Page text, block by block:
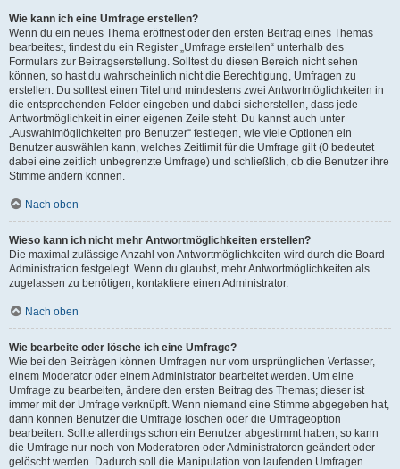
Wie kann ich eine Umfrage erstellen?
Wenn du ein neues Thema eröffnest oder den ersten Beitrag eines Themas
bearbeitest, findest du ein Register „Umfrage erstellen“ unterhalb des
Formulars zur Beitragserstellung. Solltest du diesen Bereich nicht sehen
können, so hast du wahrscheinlich nicht die Berechtigung, Umfragen zu
erstellen. Du solltest einen Titel und mindestens zwei Antwortmöglichkeiten in
die entsprechenden Felder eingeben und dabei sicherstellen, dass jede
Antwortmöglichkeit in einer eigenen Zeile steht. Du kannst auch unter
„Auswahlmöglichkeiten pro Benutzer“ festlegen, wie viele Optionen ein
Benutzer auswählen kann, welches Zeitlimit für die Umfrage gilt (0 bedeutet
dabei eine zeitlich unbegrenzte Umfrage) und schließlich, ob die Benutzer ihre
Stimme ändern können.
Nach oben
Wieso kann ich nicht mehr Antwortmöglichkeiten erstellen?
Die maximal zulässige Anzahl von Antwortmöglichkeiten wird durch die Board-
Administration festgelegt. Wenn du glaubst, mehr Antwortmöglichkeiten als
zugelassen zu benötigen, kontaktiere einen Administrator.
Nach oben
Wie bearbeite oder lösche ich eine Umfrage?
Wie bei den Beiträgen können Umfragen nur vom ursprünglichen Verfasser,
einem Moderator oder einem Administrator bearbeitet werden. Um eine
Umfrage zu bearbeiten, ändere den ersten Beitrag des Themas; dieser ist
immer mit der Umfrage verknüpft. Wenn niemand eine Stimme abgegeben hat,
dann können Benutzer die Umfrage löschen oder die Umfrageoption
bearbeiten. Sollte allerdings schon ein Benutzer abgestimmt haben, so kann
die Umfrage nur noch von Moderatoren oder Administratoren geändert oder
gelöscht werden. Dadurch soll die Manipulation von laufenden Umfragen